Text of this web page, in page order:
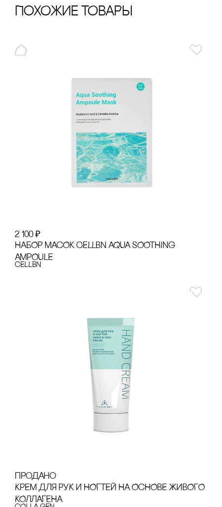
ПохОжИе тОваРы
2 100 ₽
НАБОР МАсОК CELLBN AQUA SOOTHING
AMPOULE
cELLBN
продано
КРЕМ ДЛЯ РУК И НОГТЕЙ НА ОсНОВЕ ЖИВОГО
КОЛЛАГЕНА